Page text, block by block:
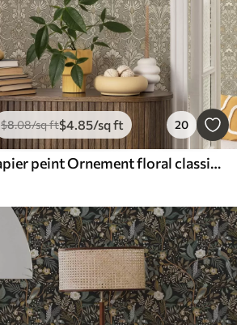
$8.08/sq ft$4.85/sq ft 20
Papier peint Ornement floral classique dans le style de William Morris